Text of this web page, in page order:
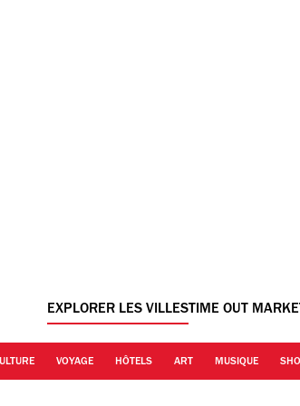
EXPLORER LES VILLESTIME OUT
VOYAGE HÔTELS ART MUSIQUE